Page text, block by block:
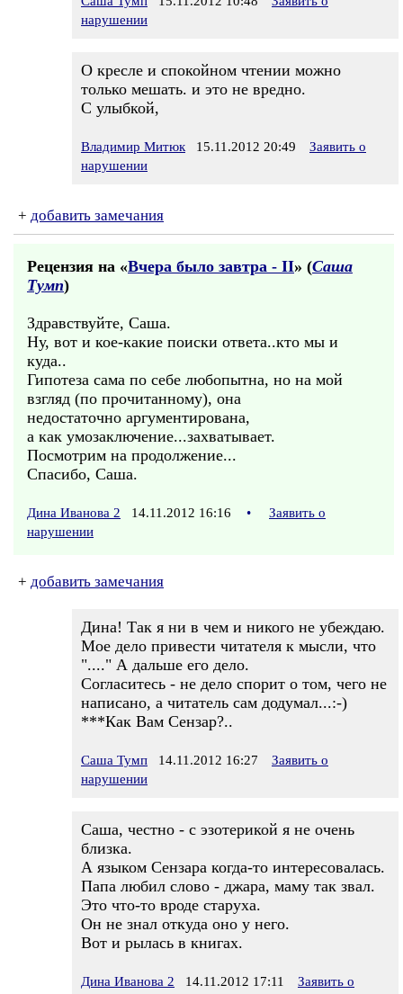
нарушении
О кресле и спокойном чтении можно
только мешать. и это не вредно.
С улыбкой,
Владимир Митюк 15.11.2012 20:49
Заявить о
нарушении
+ добавить замечания
Рецензия на «Вчера было завтра - II» (Саша
Тумп)
Здравствуйте, Саша.
Ну, вот и кое-какие поиски ответа..кто мы и
куда..
Гипотеза сама по себе любопытна, но на мой
взгляд (по прочитанному), она
недостаточно аргументирована,
а как умозаключение...захватывает.
Посмотрим на продолжение...
Спасибо, Саша.
Дина Иванова 2 14.11.2012 16:16 •
Заявить о
нарушении
+ добавить замечания
Дина! Так я ни в чем и никого не убеждаю.
Мое дело привести читателя к мысли, что
"...." А дальше его дело.
Согласитесь - не дело спорит о том, чего не
написано, а читатель сам додумал...:-)
***Как Вам Сензар?..
Саша Тумп 14.11.2012 16:27
Заявить о
нарушении
Саша, честно - с эзотерикой я не очень
близка.
А языком Сензара когда-то интересовалась.
Папа любил слово - джара, маму так звал.
Это что-то вроде старуха.
Он не знал откуда оно у него.
Вот и рылась в книгах.
Дина Иванова 2 14.11.2012 17:11
Заявить о